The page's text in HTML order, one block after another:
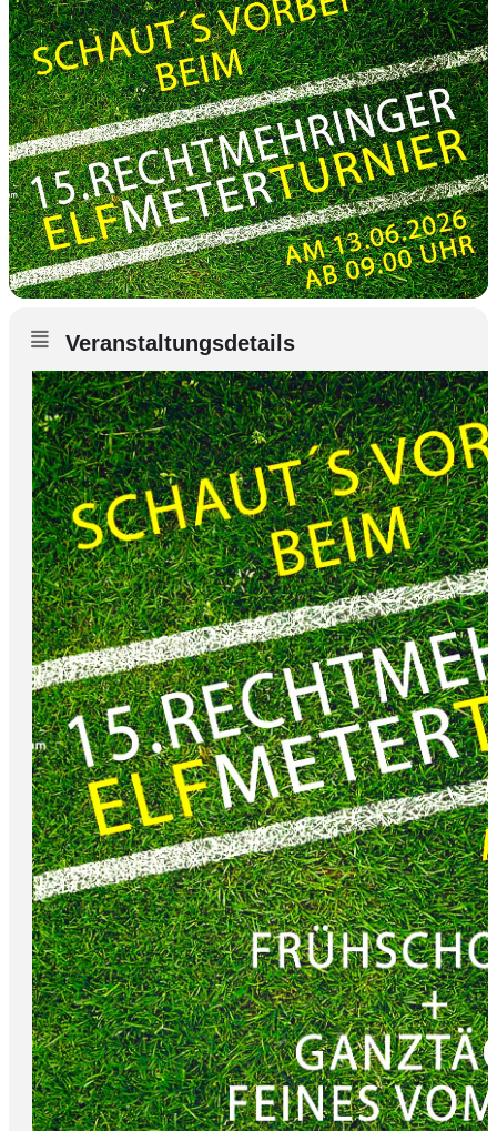
Veranstaltungsdetails